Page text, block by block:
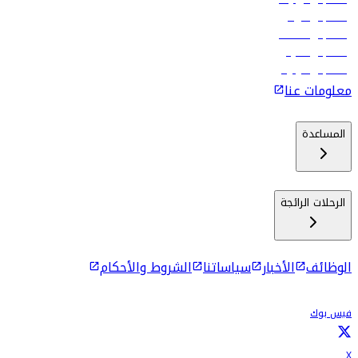
رحلات إلى الرياض
رحلات إلى مسقط
رحلات إلى ماليه
رحلات إلى كولومبو
معلومات عنا
المساعدة
الرحلات الرائجة
الوظائف الأخبار سياساتنا الشروط والأحكام
فيس بوك